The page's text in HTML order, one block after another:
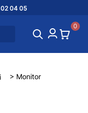
04 05
0
> Monitor